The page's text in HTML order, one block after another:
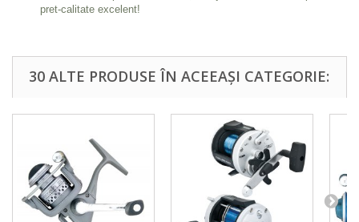
pret-calitate excelent!
30 ALTE PRODUSE ÎN ACEEAȘI CATEGORIE: